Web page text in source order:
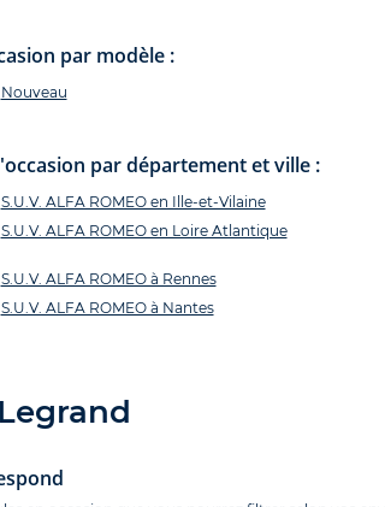
par modèle :
Nouveau
par département et ville :
S.U.V. ALFA ROMEO en Ille-et-Vilaine
S.U.V. ALFA ROMEO en Loire Atlantique
S.U.V. ALFA ROMEO à Rennes
S.U.V. ALFA ROMEO à Nantes